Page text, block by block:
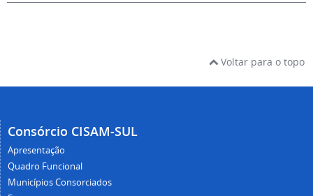
Voltar para o topo
Consórcio CISAM-SUL
Apresentação
Quadro Funcional
Municípios Consorciados